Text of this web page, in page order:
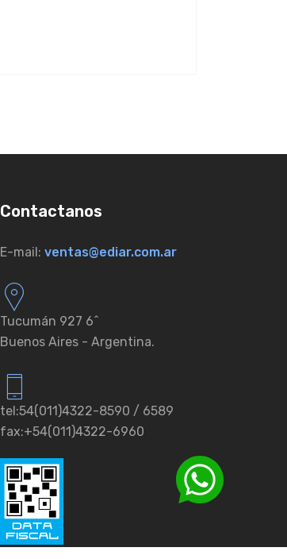
Contactanos
E-mail: ventas@ediar.com.ar
Tucumán 927 6ˆ
Buenos Aires - Argentina.
tel:54(011)4322-8590 / 6589
fax:+54(011)4322-6960